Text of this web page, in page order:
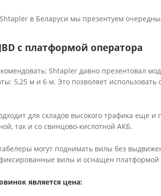
в Беларуси мы презентуем
с платформой оператора
Shtapler давно презентовал
5,25 м и 6 м. Это позволяет
для складов высокого трафика еще
так и со свинцово-кислотной АКБ.
могут поднимать вилы без
вилы и оснащен
является цена: